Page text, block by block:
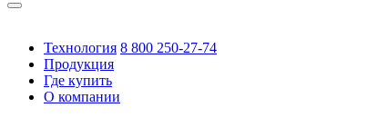
Технология
Продукция
Где купить
О компании
8 800 250-27-74